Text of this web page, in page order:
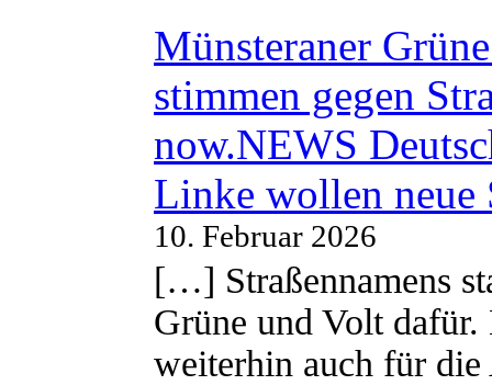
Münsteraner
stimmen gegen
now.NEWS
Linke wollen neue
10. Februar 2026
[…] Straßennamens
Grüne und Volt
weiterhin auch für